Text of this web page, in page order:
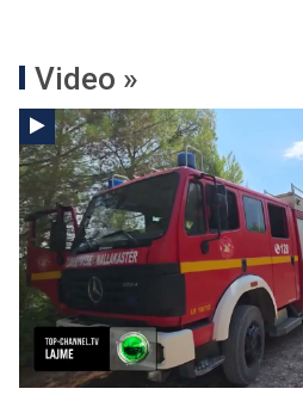
Video »